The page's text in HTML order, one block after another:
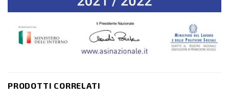
PRODOTTI CORRELATI